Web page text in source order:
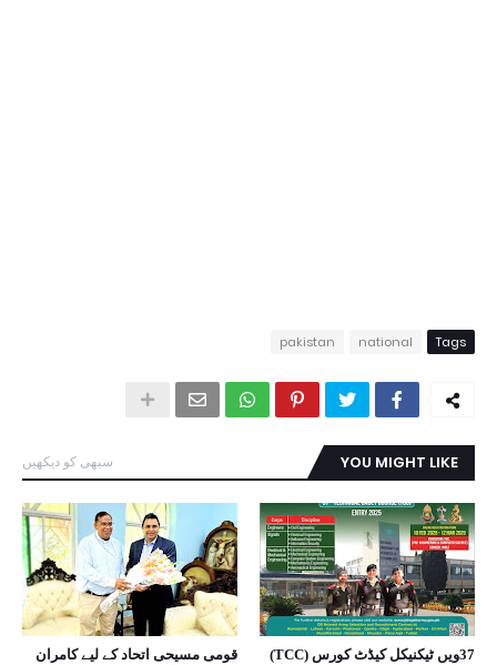
Tags
national
pakistan
YOU MIGHT LIKE سبھی کو دیکھیں
37ویں ٹیکنیکل کیڈٹ کورس (TCC)
قومی مسیحی اتحاد کے لیے کامران